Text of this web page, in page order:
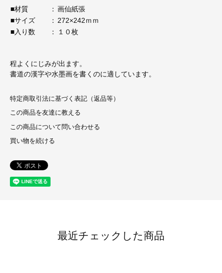
■材質 ： 画仙紙張
■サイズ
： 272×242ｍｍ
■入り数
： １０枚
程よくにじみが出ます。
書道の漢字や水墨画を書くのに適しています。
特定商取引法に基づく表記（返品等）
この商品を友達に教える
この商品について問い合わせる
買い物を続ける
最近チェックした商品